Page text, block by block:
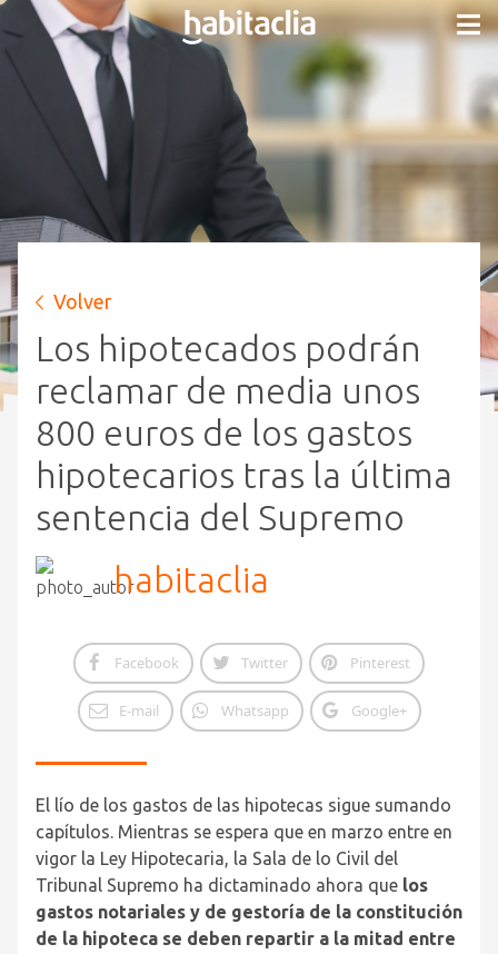
Volver
Los hipotecados podrán
reclamar de media unos
800 euros de los gastos
hipotecarios tras la última
sentencia del Supremo
habitaclia
Facebook Twitter Pinterest
E-mail Whatsapp Google+
El lío de los gastos de las hipotecas sigue sumando
capítulos. Mientras se espera que en marzo entre en
vigor la Ley Hipotecaria, la Sala de lo Civil del
Tribunal Supremo ha dictaminado ahora que los
gastos notariales y de gestoría de la constitución
de la hipoteca se deben repartir a la mitad entre